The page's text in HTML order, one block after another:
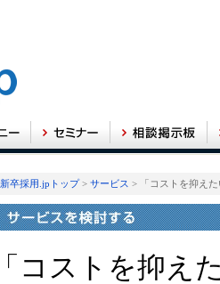
新卒採用.jpトップ> サービス > 「コストを抑え
「コストを抑え